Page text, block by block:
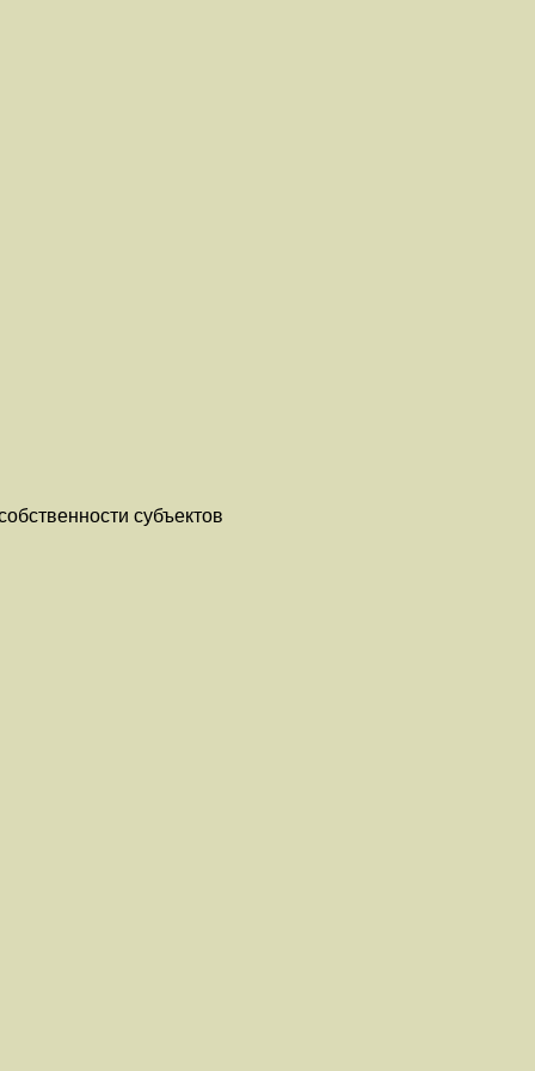
субъектов